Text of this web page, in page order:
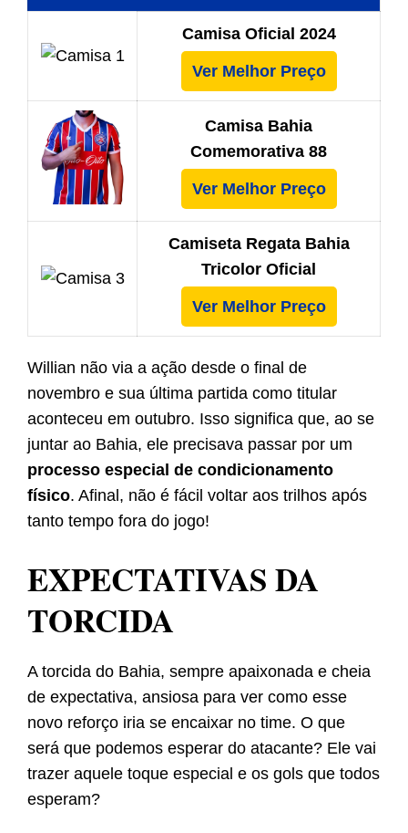
Camisa Oficial 2024
Ver Melhor Preço
Camisa Bahia
Comemorativa 88
Ver Melhor Preço
Camiseta Regata Bahia
Tricolor Oficial
Ver Melhor Preço
Willian não via a ação desde o final de
novembro e sua última partida como titular
aconteceu em outubro. Isso significa que, ao se
juntar ao Bahia, ele precisava passar por um
processo especial de condicionamento
físico. Afinal, não é fácil voltar aos trilhos após
tanto tempo fora do jogo!
EXPECTATIVAS DA
TORCIDA
A torcida do Bahia, sempre apaixonada e cheia
de expectativa, ansiosa para ver como esse
novo reforço iria se encaixar no time. O que
será que podemos esperar do atacante? Ele vai
trazer aquele toque especial e os gols que todos
esperam?